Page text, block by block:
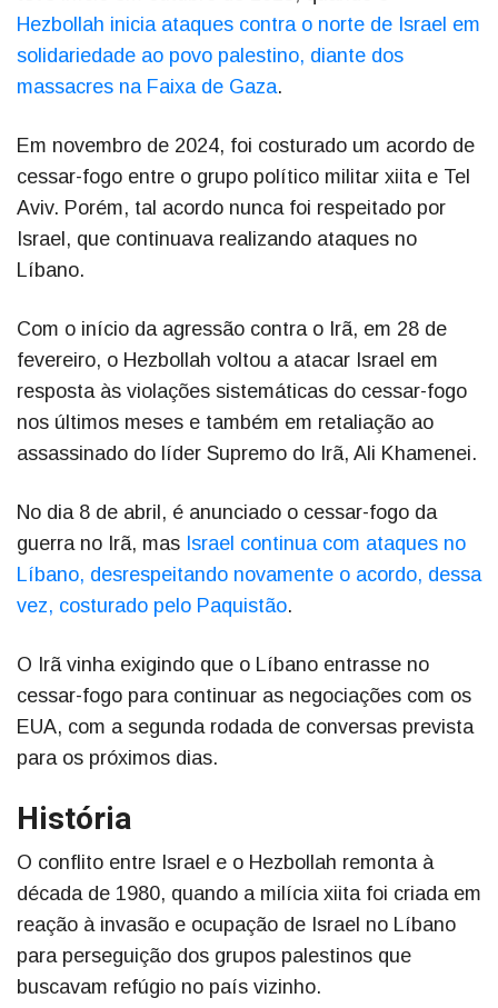
Hezbollah inicia ataques contra o norte de Israel em
solidariedade ao povo palestino, diante dos
massacres na Faixa de Gaza.
Em novembro de 2024, foi costurado um acordo de
cessar-fogo entre o grupo político militar xiita e Tel
Aviv. Porém, tal acordo nunca foi respeitado por
Israel, que continuava realizando ataques no
Líbano.
Com o início da agressão contra o Irã, em 28 de
fevereiro, o Hezbollah voltou a atacar Israel em
resposta às violações sistemáticas do cessar-fogo
nos últimos meses e também em retaliação ao
assassinado do líder Supremo do Irã, Ali Khamenei.
No dia 8 de abril, é anunciado o cessar-fogo da
guerra no Irã, mas Israel continua com ataques no
Líbano, desrespeitando novamente o acordo, dessa
vez, costurado pelo Paquistão.
O Irã vinha exigindo que o Líbano entrasse no
cessar-fogo para continuar as negociações com os
EUA, com a segunda rodada de conversas prevista
para os próximos dias.
História
O conflito entre Israel e o Hezbollah remonta à
década de 1980, quando a milícia xiita foi criada em
reação à invasão e ocupação de Israel no Líbano
para perseguição dos grupos palestinos que
buscavam refúgio no país vizinho.